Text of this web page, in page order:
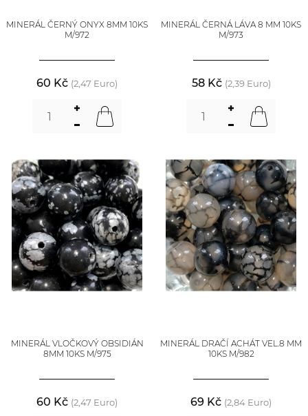
MINERÁL ČERNÝ ONYX 8MM 10KS
M/972
60 Kč (2,47 Euro)
MINERÁL ČERNÁ LÁVA 8 MM 10KS
M/973
58 Kč (2,39 Euro)
MINERÁL VLOČKOVÝ OBSIDIÁN
8MM 10KS M/975
60 Kč (2,47 Euro)
MINERÁL DRAČÍ ACHÁT VEL.8 MM
10KS M/982
69 Kč (2,84 Euro)